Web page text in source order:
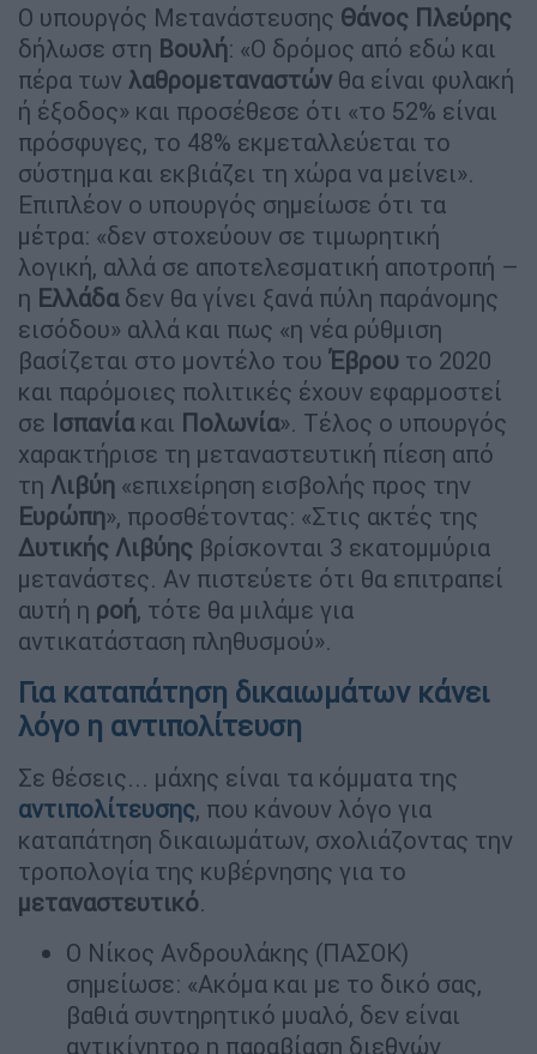
Ο υπουργός Μετανάστευσης Θάνος Πλεύρης
δήλωσε στη Βουλή: «Ο δρόμος από εδώ και
πέρα των λαθρομεταναστών θα είναι φυλακή
ή έξοδος» και προσέθεσε ότι «το 52% είναι
πρόσφυγες, το 48% εκμεταλλεύεται το
σύστημα και εκβιάζει τη χώρα να μείνει».
Επιπλέον ο υπουργός σημείωσε ότι τα
μέτρα: «δεν στοχεύουν σε τιμωρητική
λογική, αλλά σε αποτελεσματική αποτροπή –
η Ελλάδαδεν θα γίνει ξανά πύλη παράνομης
εισόδου» αλλά και πως «η νέα ρύθμιση
βασίζεται στο μοντέλο του Έβρου το 2020
και παρόμοιες πολιτικές έχουν εφαρμοστεί
σε Ισπανίακαι Πολωνία». Τέλος ο υπουργός
χαρακτήρισε τη μεταναστευτική πίεση από
τη Λιβύη «επιχείρηση εισβολής προς την
Ευρώπη», προσθέτοντας: «Στις ακτές της
Δυτικής Λιβύης βρίσκονται 3 εκατομμύρια
μετανάστες. Αν πιστεύετε ότι θα επιτραπεί
αυτή η ροή, τότε θα μιλάμε για
αντικατάσταση πληθυσμού».
Για καταπάτηση δικαιωμάτων κάνει
λόγο η αντιπολίτευση
Σε θέσεις... μάχης είναι τα κόμματα της
αντιπολίτευσης, που κάνουν λόγο για
καταπάτηση δικαιωμάτων, σχολιάζοντας την
τροπολογία της κυβέρνησης για το
μεταναστευτικό.
Ο Νίκος Ανδρουλάκης (ΠΑΣΟΚ)
σημείωσε: «Ακόμα και με το δικό σας,
βαθιά συντηρητικό μυαλό, δεν είναι
αντικίνητρο η παραβίαση διεθνών